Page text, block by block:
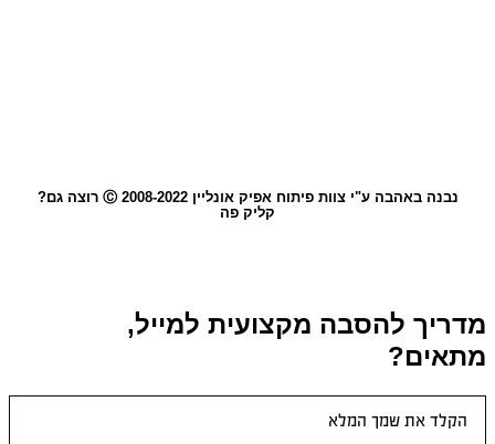
נבנה באהבה ע"י צוות פיתוח אפיק אונליין 2008-2022 Ⓒ רוצה גם?
קליק פה
מדריך להסבה מקצועית למייל,
מתאים?
ראשי